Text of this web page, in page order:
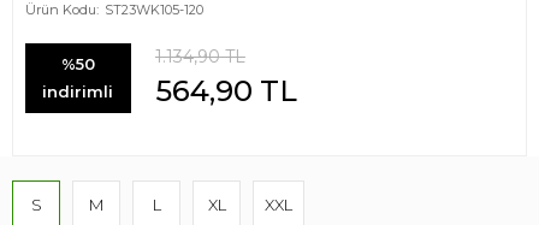
Ürün Kodu: ST23WK105-120
%50
indirimli
1.134,90TL
564,90 TL
S M L XL XXL